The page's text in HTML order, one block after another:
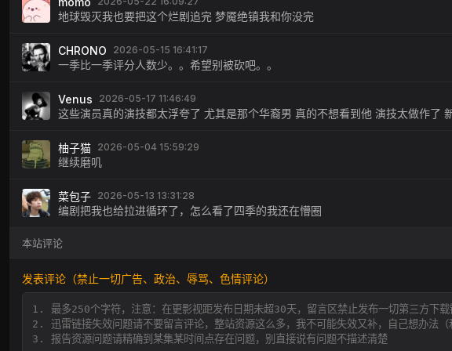
地球毁灭我也要把这个烂剧追完 梦魇绝镇我和你没完
CHRONO 2026-05-15 16:41:17
一季比一季评分人数少。。希望别被砍吧。。
Venus 2026-05-17 11:46:49
这些演员真的演技都太浮夸了 尤其是那个华裔男 真的不想看到他 演技太做作了
柚子猫 2026-05-04 15:59:29
继续磨叽
菜包子 2026-05-13 13:31:28
编剧把我也给拉进循环了，怎么看了四季的我还在懵圈
本站评论
发表评论（禁止一切广告、政治、辱骂、色情评论）